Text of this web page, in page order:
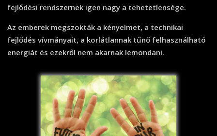
fejlődési rendszernek igen nagy a tehetetlensége.
Az emberek megszokták a kényelmet, a technikai
fejlődés vívmányait, a korlátlannak tűnő felhasználható
energiát és ezekről nem akarnak lemondani.